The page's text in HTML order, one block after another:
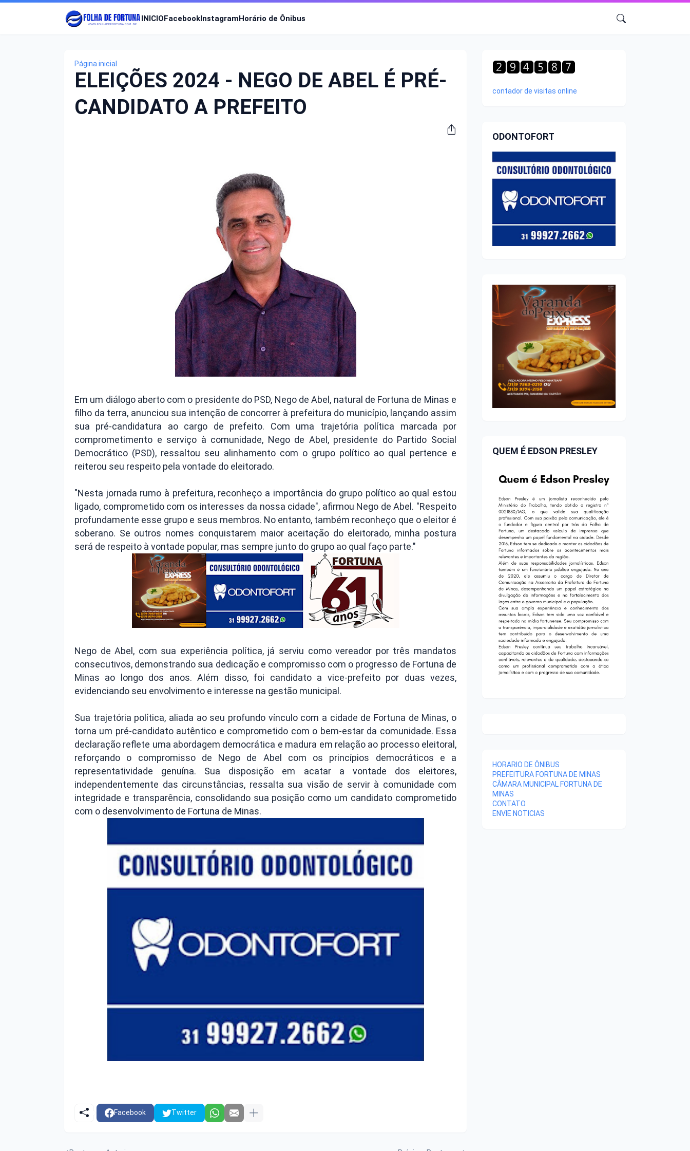
INICIOFacebookInstagramHorário de Ônibus
Página inicial
ELEIÇÕES 2024 - NEGO DE ABEL É PRÉ-
CANDIDATO A PREFEITO
Em um diálogo aberto com o presidente do PSD, Nego de Abel, natural de Fortuna de Minas e
filho da terra, anunciou sua intenção de concorrer à prefeitura do município, lançando assim
sua pré-candidatura ao cargo de prefeito. Com uma trajetória política marcada por
comprometimento e serviço à comunidade, Nego de Abel, presidente do Partido Social
Democrático (PSD), ressaltou seu alinhamento com o grupo político ao qual pertence e
reiterou seu respeito pela vontade do eleitorado.
"Nesta jornada rumo à prefeitura, reconheço a importância do grupo político ao qual estou
ligado, comprometido com os interesses da nossa cidade", afirmou Nego de Abel. "Respeito
profundamente esse grupo e seus membros. No entanto, também reconheço que o eleitor é
soberano. Se outros nomes conquistarem maior aceitação do eleitorado, minha postura
será de respeito à vontade popular, mas sempre junto do grupo ao qual faço parte."
Nego de Abel, com sua experiência política, já serviu como vereador por três mandatos
consecutivos, demonstrando sua dedicação e compromisso com o progresso de Fortuna de
Minas ao longo dos anos. Além disso, foi candidato a vice-prefeito por duas vezes,
evidenciando seu envolvimento e interesse na gestão municipal.
Sua trajetória política, aliada ao seu profundo vínculo com a cidade de Fortuna de Minas, o
torna um pré-candidato autêntico e comprometido com o bem-estar da comunidade. Essa
declaração reflete uma abordagem democrática e madura em relação ao processo eleitoral,
reforçando o compromisso de Nego de Abel com os princípios democráticos e a
representatividade genuína. Sua disposição em acatar a vontade dos eleitores,
independentemente das circunstâncias, ressalta sua visão de servir à comunidade com
integridade e transparência, consolidando sua posição como um candidato comprometido
com o desenvolvimento de Fortuna de Minas.
Facebook Twitter
contador de visitas online
ODONTOFORT
QUEM É EDSON PRESLEY
HORARIO DE ÔNIBUS
PREFEITURA FORTUNA DE MINAS
CÂMARA MUNICIPAL FORTUNA DE
MINAS
CONTATO
ENVIE NOTICIAS